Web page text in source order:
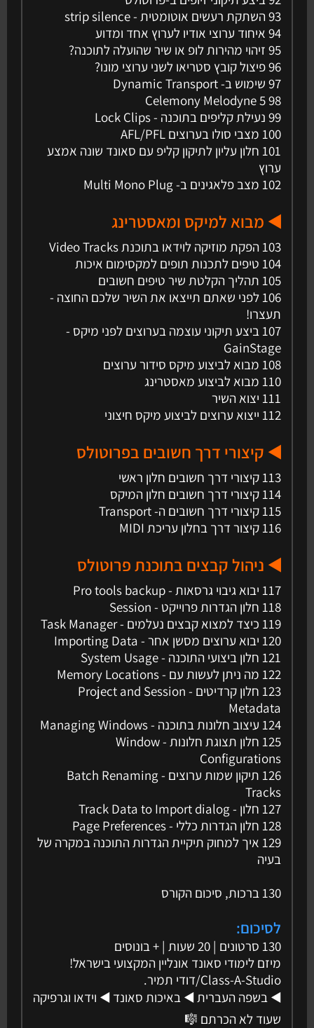
93 השתקת רעשים אוטומטית - strip silence
94 איחוד ערוצי אודיו לערוץ אחד ומדוע
95 זיהוי מהירות לופ או שיר שהועלה לתוכנה?
96 פיצול קובץ סטריאו לשני ערוצי מונו?
97 שימוש ב- Dynamic Transport
Celemony Melodyne 5 98
99 נעילת קליפים בתוכנה - Lock Clips
100 מצבי סולו בערוצים AFL/PFL
101 חלון עליון לתיקון קליפ עם סאונד שונה אמצע
ערוץ
102 מצב פלאגינים ב- Multi Mono Plug
◀️ מבוא למיקס ומאסטרינג
103 הפקת מוזיקה לוידאו בתוכנת Video Tracks
104 טיפים לתכנות תופים למקסימום איכות
105 תהליך הקלטת שיר טיפים חשובים
106 לפני שאתם תייצאו את השיר שלכם החוצה -
תעצרו!
107 ביצע תיקוני עוצמה בערוצים לפני מיקס -
GainStage
108 מבוא לביצוע מיקס סידור ערוצים
110 מבוא לביצוע מאסטרינג
111 יצוא השיר
112 ייצוא ערוצים לביצוע מיקס חיצוני
◀️ קיצורי דרך חשובים בפרוטולס
113 קיצורי דרך חשובים חלון ראשי
114 קיצורי דרך חשובים חלון המיקס
115 קיצורי דרך חשובים ה- Transport
116 קיצור דרך בחלון עריכת MIDI
◀️ ניהול קבצים בתוכנת פרוטולס
117 יבוא גיבוי גרסאות - Pro tools backup
118 חלון הגדרות פרוייקט - Session
119 כיצד למצוא קבצים נעלמים - Task Manager
120 יבוא ערוצים מסשן אחר - Importing Data
121 חלון ביצועי התוכנה - System Usage
122 מה ניתן לעשות עם - Memory Locations
123 חלון קרדיטים - Project and Session
Metadata
124 עיצוב חלונות בתוכנה - Managing Windows
125 חלון תצוגת חלונות - Window
Configurations
126 תיקון שמות ערוצים - Batch Renaming
Tracks
127 חלון - Track Data to Import dialog
128 חלון הגדרות כללי - Page Preferences
129 איך למחוק תיקיית הגדרות התוכנה במקרה של
בעיה
130 ברכות, סיכום הקורס
לסיכום:
130 סרטונים | 20 שעות | + בונוסים
מיזם לימודי סאונד אונליין המקצועי בישראל!
Class-A-Studio/דודי תמיר.
◀️ בשפה העברית ◀️ באיכות סאונד ◀️ וידאו וגרפיקה
שעוד לא הכרתם 🎼